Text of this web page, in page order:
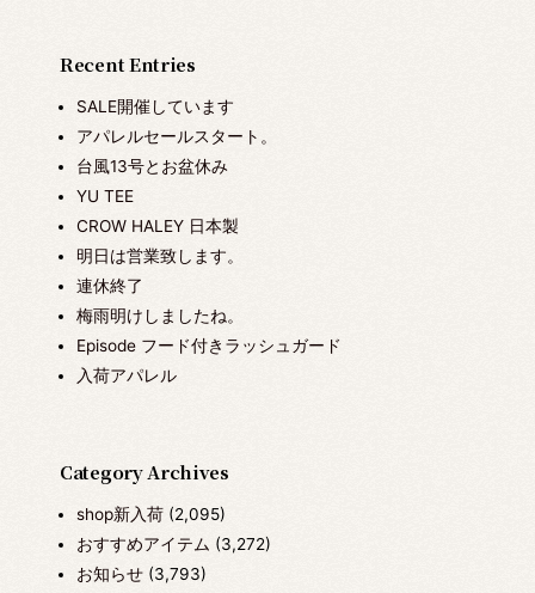
Recent Entries
SALE開催しています
アパレルセールスタート。
台風13号とお盆休み
YU TEE
CROW HALEY 日本製
明日は営業致します。
連休終了
梅雨明けしましたね。
Episode フード付きラッシュガード
入荷アパレル
Category Archives
shop新入荷(2,095)
おすすめアイテム (3,272)
お知らせ(3,793)